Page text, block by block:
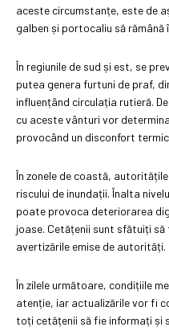
aceste circumstanțe, este de
galben și portocaliu să rămână
În regiunile de sud și est, se
putea genera furtuni de praf,
influențând circulația rutieră.
cu aceste vânturi vor
provocând un disconfort
În zonele de coastă,
riscului de inundații. Înalta
poate provoca deteriorarea
joase. Cetățenii sunt sfătuiți
avertizările emise de autorități.
În zilele următoare, condițiile
atenție, iar actualizările vor fi
toți cetățenii să fie informați și